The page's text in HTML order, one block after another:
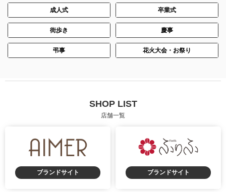
成人式 卒業式
街歩き 慶事
弔事 花火大会・お祭り
SHOP LIST
店舗一覧
ブランドサイト ブランドサイト